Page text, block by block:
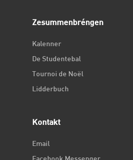
Zesummenbréngen
Kalenner
De Studentebal
Tournoi de Noël
Lidderbuch
Kontakt
Email